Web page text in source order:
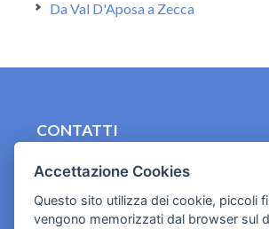
Da Val D'Aposa a Zecca
CONTATTI
Cookies e informativa privacy
Accettazione Cookies
Questo sito utilizza dei cookie, piccoli
vengono memorizzati dal browser sul